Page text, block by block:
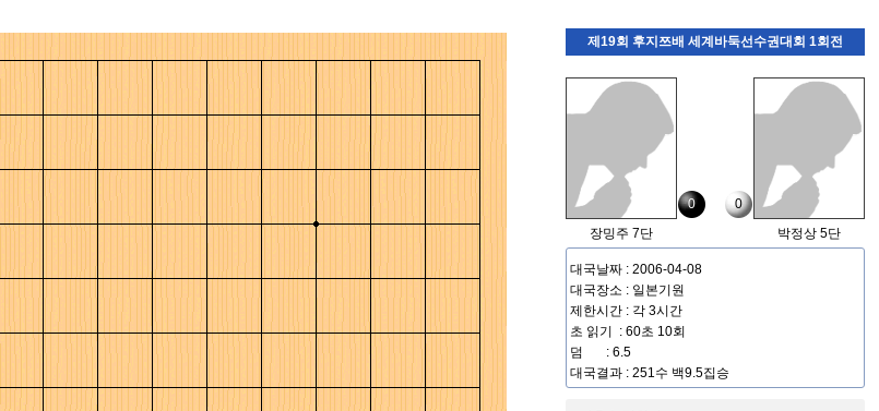
제19회 후지쯔배 세계바둑선수권대회 1회전
0
0
장밍주 7단
박정상 5단
대국날짜 : 2006-04-08
대국장소 : 일본기원
제한시간 : 각 3시간
초 읽기 : 60초 10회
덤 : 6.5
대국결과 : 251수 백9.5집승